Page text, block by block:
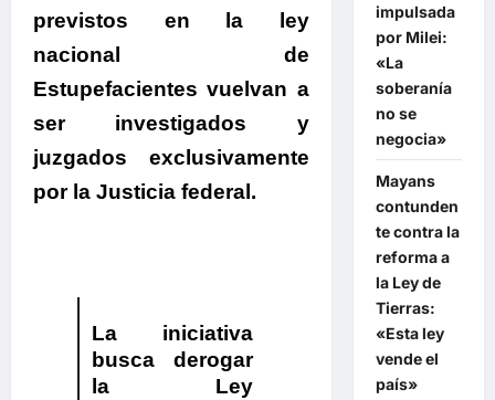
previstos en la ley
nacional de
Estupefacientes vuelvan a
ser investigados y
juzgados exclusivamente
por la Justicia federal.
La iniciativa
busca derogar
la Ley
impulsada
por Milei:
«La
soberanía
no se
negocia»
Mayans
contunden
te contra la
reforma a
la Ley de
Tierras:
«Esta ley
vende el
país»